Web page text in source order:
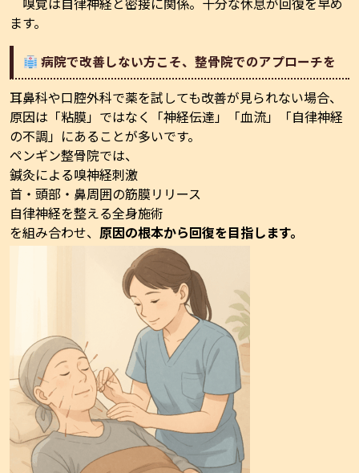
ます。
病院で改善しない方こそ、整骨院でのアプローチを
耳鼻科や口腔外科で薬を試しても改善が見られない場合、
原因は「粘膜」ではなく「神経伝達」「血流」「自律神経
の不調」にあることが多いです。
ペンギン整骨院では、
鍼灸による嗅神経刺激
首・頭部・鼻周囲の筋膜リリース
自律神経を整える全身施術
を組み合わせ、 原因の根本から回復を目指します。